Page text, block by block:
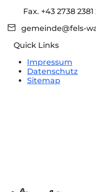
Fax. +43 2738 2381
gemeinde@fels-
Quick Links
Impressum
Datenschutz
Sitemap